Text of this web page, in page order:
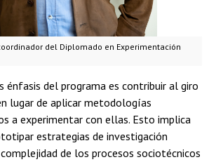
del Diplomado en Experimentación
énfasis del programa es contribuir al giro
lugar de aplicar metodologías
a experimentar con ellas. Esto implica
estrategias de investigación
de los procesos sociotécnicos